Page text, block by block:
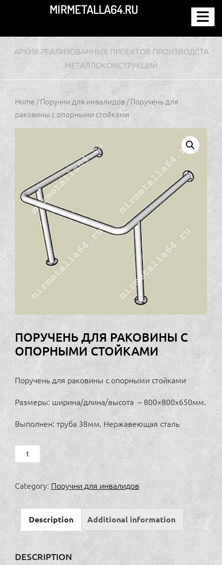
содержимому
MIRMETALLA64.RU
АРХИВ РЕАЛИЗОВАННЫХ ПРОЕКТОВ ПРОИЗВОДСТА
МЕТАЛЛОКОНСТРУКЦИЙ
Home/Поручни для инвалидов/ Поручень для
раковины с опорными стойками
ПОРУЧЕНЬ ДЛЯ РАКОВИНЫ С
ОПОРНЫМИ СТОЙКАМИ
Поручень для раковины с опорными стойками
Размеры: ширина/длина/высота – 800×800х650мм.
Выполнен: труба 38мм. Нержавеющая сталь
Поручень
для
раковины
с
опорными
стойками
quantity
Category: Поручни для инвалидов
Description Additional information
DESCRIPTION